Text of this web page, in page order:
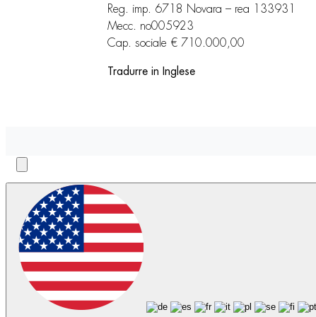
Reg. imp. 6718 Novara – rea 133931
Mecc. no005923
Cap. sociale € 710.000,00
Tradurre in Inglese